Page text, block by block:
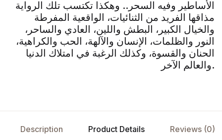
الأساطير وفيه السحر.. وهكذا تكتسب تلك الرواية
مذاقها الفريد من الثنائيات، الواقعية المفرطة
والخيال الكبير، البطش واللين، العادي والساحر،
النور والظلمات، الإنسان والآلهة، الحب والكراهية،
الحنان والقسوة، وكذلك الرغبة في امتلاك الدنيا
والعالم الآخر.
Description Product Details Reviews (0)